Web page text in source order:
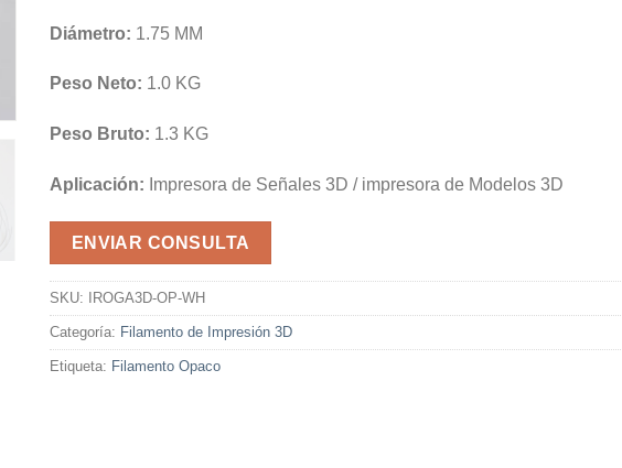
Diámetro: 1.75 MM
Peso Neto: 1.0 KG
Peso Bruto: 1.3 KG
Aplicación: Impresora de Señales 3D / impresora de Modelos 3D
ENVIAR CONSULTA
SKU: IROGA3D-OP-WH
Categoría: Filamento de Impresión 3D
Etiqueta: Filamento Opaco